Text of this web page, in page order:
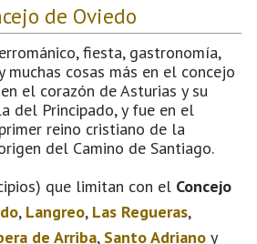
de Oviedo
fiesta, gastronomía,
muchas cosas más en el concejo
el corazón de Asturias y su
del Principado, y fue en el
reino cristiano de la
del Camino de Santiago.
que limitan con el Concejo
, Langreo, Las Regueras,
de Arriba, Santo Adriano y